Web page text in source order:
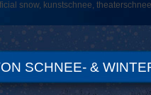
snow, kunstschnee, theaterschnee
SCHNEE- &